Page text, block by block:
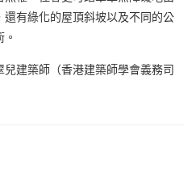
有綠化的屋頂斜坡以及不同的公
建築師（香港建築師學會義務司